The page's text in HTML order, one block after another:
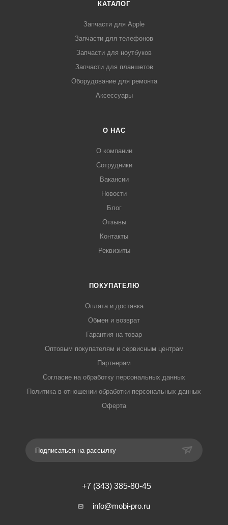
КАТАЛОГ
Запчасти для Apple
Запчасти для телефонов
Запчасти для ноутбуков
Запчасти для планшетов
Оборудование для ремонта
Аксессуары
О НАС
О компании
Сотрудники
Вакансии
Новости
Блог
Отзывы
Контакты
Реквизиты
ПОКУПАТЕЛЮ
Оплата и доставка
Обмен и возврат
Гарантия на товар
Оптовым покупателям и сервисным центрам
Партнерам
Согласие на обработку персональных данных
Политика в отношении обработки персональных данных
Оферта
Подписаться на рассылку
+7 (343) 385-80-45
info@mobi-pro.ru